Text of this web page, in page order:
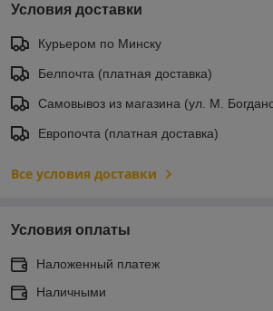
Условия доставки
Курьером по Минску
Белпочта (платная доставка)
Самовывоз из магазина (ул. М.
Европочта (платная доставка)
Все условия доставки
Условия оплаты
Наложенный платеж
Наличными